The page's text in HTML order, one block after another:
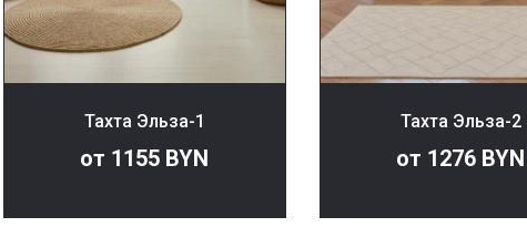
Тахта Эльза-1
от 1155 BYN
Тахта Эльза-2
от 1276 BYN